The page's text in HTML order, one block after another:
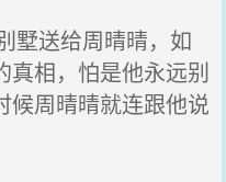
墅送给周晴晴，如
真相，怕是他永远别
候周晴晴就连跟他说